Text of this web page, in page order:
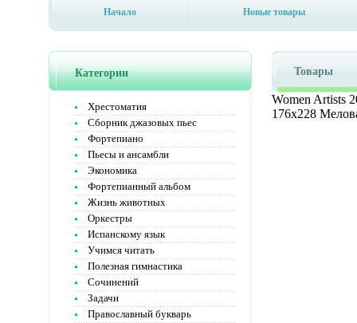
Начало Новые товары
Категории
Хрестоматия
Сборник джазовых пьес
Фортепиано
Пьесы и ансамбли
Экономика
Фортепианный альбом
Жизнь животных
Оркестры
Испанскому язык
Учимся читать
Полезная гимнастика
Сочинений
Задачи
Православный букварь
Товары
Women Artists
176x228